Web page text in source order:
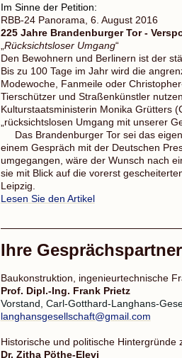
Im Sinne der Petition:
RBB-24 Panorama, 6. August 2016
225 Jahre Brandenburger Tor -
Rücksichtsloser Umgang“
Den Bewohnern und Berlinern ist der
Bis zu 100 Tage im Jahr wird die
Modewoche, Fanmeile oder
Tierschützer und Straßenkünstler
Kulturstaatsministerin Monika Grütters
„rücksichtslosen Umgang mit unserer
Das Brandenburger Tor sei das
einem Gespräch mit der Deutschen
umgegangen, wäre der Wunsch nach
sie mit Blick auf die vorerst
Leipzig.
Lesen Sie den Artikel
Ihre Gesprächspartner
Baukonstruktion, ingenieurtechnische
Prof. Dipl.-Ing. Frank Prietz
Vorstand, Carl-Gotthard-Langhans-
langhansgesellschaft@gmail.com
Historische und politische
Dr. Zitha Pöthe-Elevi